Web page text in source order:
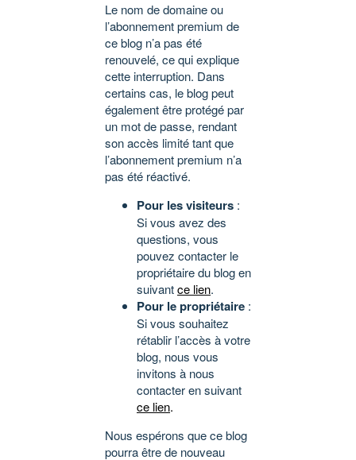
Le nom de domaine ou
l’abonnement premium de
ce blog n’a pas été
renouvelé, ce qui explique
cette interruption. Dans
certains cas, le blog peut
également être protégé par
un mot de passe, rendant
son accès limité tant que
l’abonnement premium n’a
pas été réactivé.
Pour les visiteurs :
Si vous avez des
questions, vous
pouvez contacter le
propriétaire du blog en
suivantce lien.
Pour le propriétaire :
Si vous souhaitez
rétablir l’accès à votre
blog, nous vous
invitons à nous
contacter en suivant
ce lien.
Nous espérons que ce blog
pourra être de nouveau